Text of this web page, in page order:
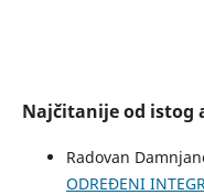
Najčitanije od istog
Radovan
ODREĐENI